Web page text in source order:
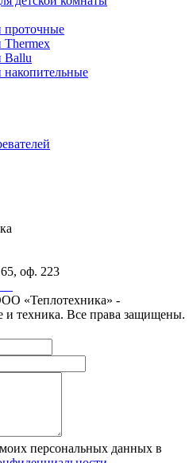
проточные
Thermex
Ballu
накопительные
оф. 223
«Теплотехника» -
и техника. Все права защищены.
персональных данных в